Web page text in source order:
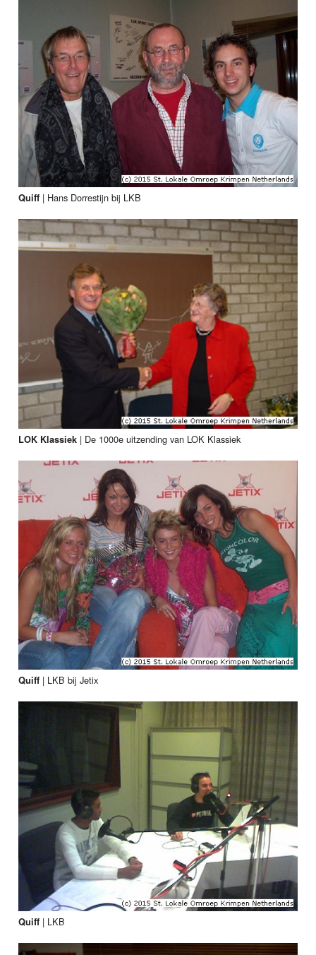
Quiff | Hans Dorrestijn bij LKB
LOK Klassiek | De 1000e uitzending van LOK Klassiek
Quiff | LKB bij Jetix
Quiff | LKB